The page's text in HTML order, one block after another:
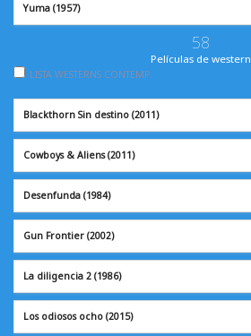
Yuma (1957)
58
Películas de western
LISTA WESTERNS CONTEMP.
Blackthorn Sin destino (2011)
Cowboys & Aliens(2011)
Desenfunda (1984)
Gun Frontier (2002)
La diligencia 2 (1986)
Los odiosos ocho (2015)